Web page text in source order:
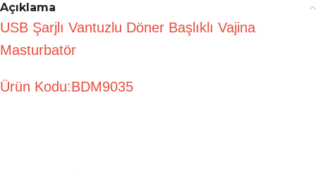
Açıklama
USB Şarjlı Vantuzlu Döner Başlıklı Vajina
Masturbatör
Ürün Kodu:BDM9035